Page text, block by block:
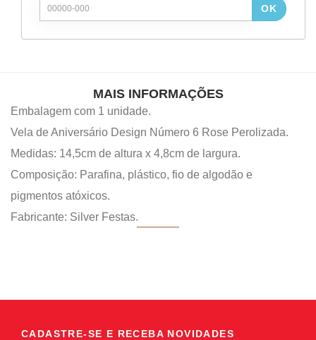
OK
MAIS INFORMAÇÕES
Embalagem com 1 unidade.
Vela de Aniversário Design Número 6 Rose Perolizada.
Medidas: 14,5cm de altura x 4,8cm de largura.
Composição: Parafina, plástico, fio de algodão e
pigmentos atóxicos.
Fabricante: Silver Festas.
CADASTRE-SE E RECEBA NOVIDADES